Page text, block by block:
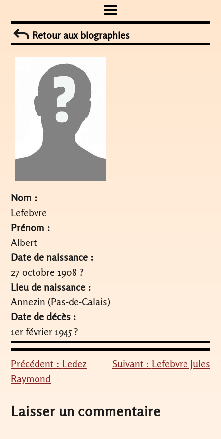
to
contentRetour aux biographies
Nom :
Lefebvre
Prénom :
Albert
Date de naissance :
27 octobre 1908 ?
Lieu de naissance :
Annezin (Pas-de-Calais)
Date de décès :
1er février 1945 ?
Navigation
de
l’article
Précédent : Ledez
Raymond
Suivant : Lefebvre Jules
Laisser un commentaire